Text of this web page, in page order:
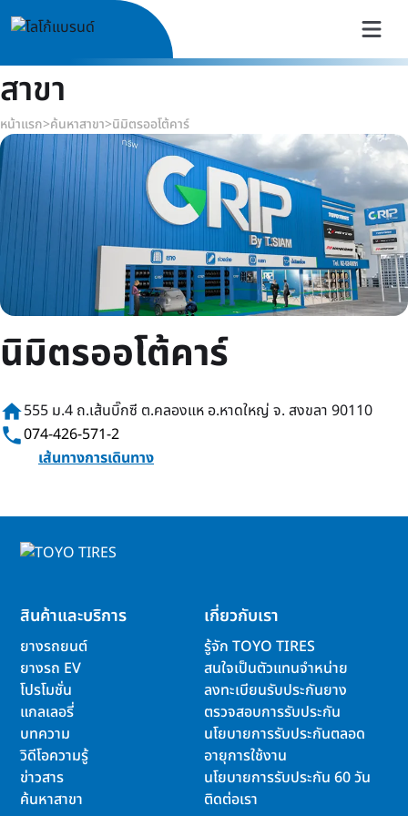
สาขา
หน้าแรก>ค้นหาสาขา>นิมิตรออโต้คาร์
นิมิตรออโต้คาร์
home555 ม.4 ถ.เส้นบิ๊กซี ต.คลองแห อ.หาดใหญ่ จ. สงขลา 90110
phone074-426-571-2
เส้นทางการเดินทาง
สินค้าและบริการ
ยางรถยนต์
ยางรถ EV
โปรโมชั่น
แกลเลอรี่
บทความ
วิดีโอความรู้
ข่าวสาร
ค้นหาสาขา
เกี่ยวกับเรา
รู้จัก TOYO TIRES
สนใจเป็นตัวแทนจำหน่าย
ลงทะเบียนรับประกันยาง
ตรวจสอบการรับประกัน
นโยบายการรับประกันตลอด
อายุการใช้งาน
นโยบายการรับประกัน 60 วัน
ติดต่อเรา